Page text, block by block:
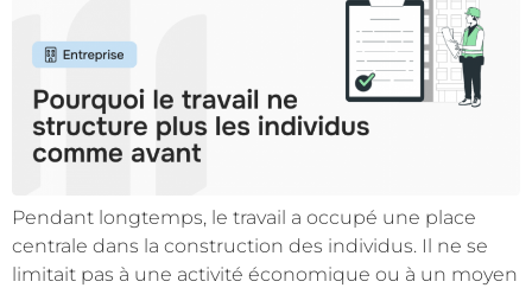
Pendant longtemps, le travail a occupé une place
centrale dans la construction des individus. Il ne se
limitait pas à une activité économique ou à un moyen